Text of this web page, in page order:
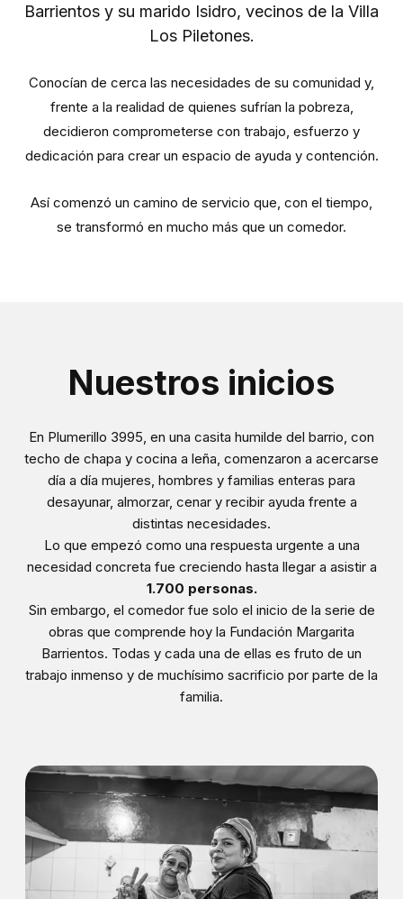
Barrientos y su marido Isidro, vecinos de la Villa
Los Piletones.
Conocían de cerca las necesidades de su comunidad y,
frente a la realidad de quienes sufrían la pobreza,
decidieron comprometerse con trabajo, esfuerzo y
dedicación para crear un espacio de ayuda y contención.
Así comenzó un camino de servicio que, con el tiempo,
se transformó en mucho más que un comedor.
Nuestros inicios
En Plumerillo 3995, en una casita humilde del barrio, con
techo de chapa y cocina a leña, comenzaron a acercarse
día a día mujeres, hombres y familias enteras para
desayunar, almorzar, cenar y recibir ayuda frente a
distintas necesidades.
Lo que empezó como una respuesta urgente a una
necesidad concreta fue creciendo hasta llegar a asistir a
1.700 personas.
Sin embargo, el comedor fue solo el inicio de la serie de
obras que comprende hoy la Fundación Margarita
Barrientos. Todas y cada una de ellas es fruto de un
trabajo inmenso y de muchísimo sacrificio por parte de la
familia.